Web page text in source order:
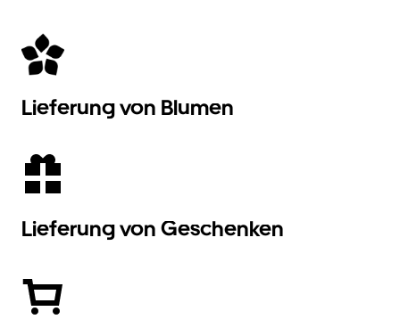
Lieferung von Blumen
Lieferung von Geschenken